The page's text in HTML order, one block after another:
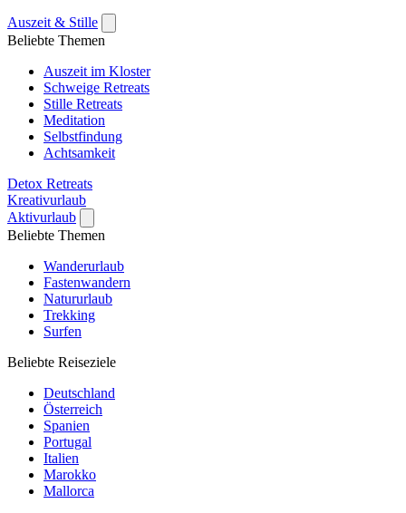
Auszeit & Stille
Beliebte Themen
Auszeit im Kloster
Schweige Retreats
Stille Retreats
Meditation
Selbstfindung
Achtsamkeit
Detox Retreats
Kreativurlaub
Aktivurlaub
Beliebte Themen
Wanderurlaub
Fastenwandern
Natururlaub
Trekking
Surfen
Beliebte Reiseziele
Deutschland
Österreich
Spanien
Portugal
Italien
Marokko
Mallorca